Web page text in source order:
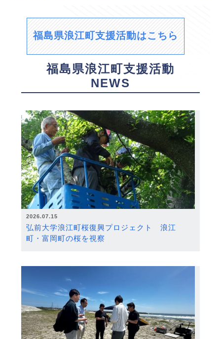
福島県浪江町支援活動はこちら
福島県浪江町支援活動
NEWS
2026.07.15
弘前大学浪江町桜復興プロジェクト 浪江
町・富岡町の桜を視察